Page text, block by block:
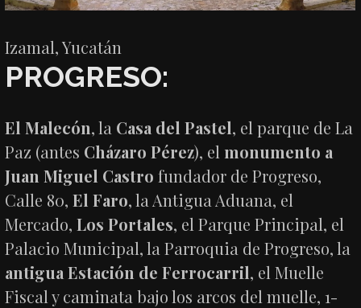
Izamal, Yucatán
PROGRESO:
El Malecón, la Casa del Pastel, el parque de La
Paz (antes Cházaro Pérez), el monumento a
Juan Miguel Castro fundador de Progreso,
Calle 80,El Faro, la Antigua Aduana, el
Mercado,Los Portales, el Parque Principal, el
Palacio Municipal, la Parroquia de Progreso, la
antigua Estación de Ferrocarril, el Muelle
Fiscal y caminata bajo los arcos del muelle, 1-